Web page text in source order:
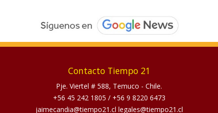
Contacto Tiempo 21
Pje. Viertel # 588, Temuco - Chile.
+56 45 242 1805 / +56 9 8220 6473
jaimecandia@tiempo21.cl legales@tiempo21.cl